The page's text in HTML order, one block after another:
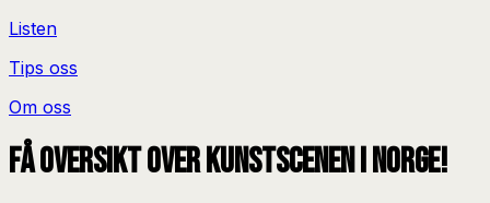
Listen
Tips oss
Om oss
Få oversikt over kunstscenen i Norge!